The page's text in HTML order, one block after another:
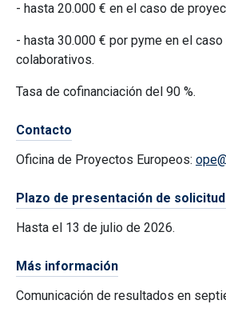
- hasta 20.000 € en el caso de
- hasta 30.000 € por pyme en el
colaborativos.
Tasa de cofinanciación del 90 %.
Contacto
Oficina de Proyectos Europeos:
Plazo de presentación de
Hasta el 13 de julio de 2026.
Más información
Comunicación de resultados en